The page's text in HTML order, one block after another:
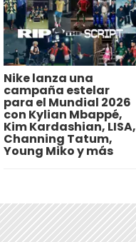
Nike lanza una
campaña estelar
para el Mundial 2026
con Kylian Mbappé,
Kim Kardashian, LISA,
Channing Tatum,
Young Miko y más